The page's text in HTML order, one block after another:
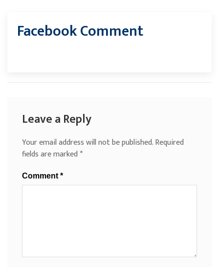
Facebook Comment
Leave a Reply
Your email address will not be published.Required
fields are marked*
Comment *